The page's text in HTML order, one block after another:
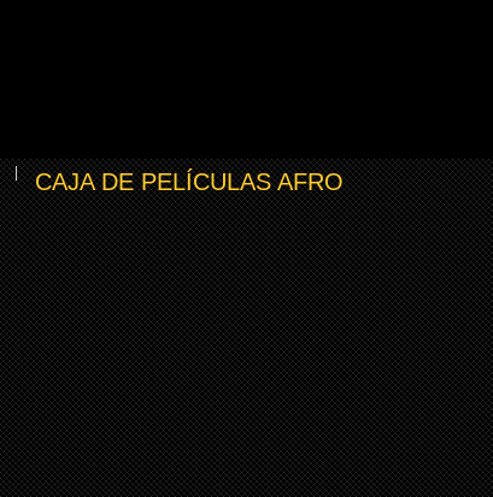
CAJA DE PELÍCULAS AFRO